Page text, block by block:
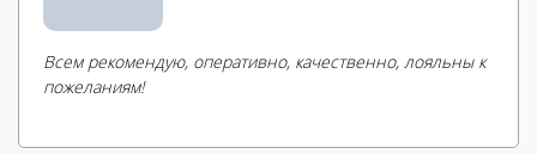
Всем рекомендую, оперативно, качественно, лояльны к
пожеланиям!